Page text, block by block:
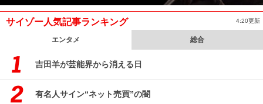
サイゾー人気記事ランキング 4:20更新
エンタメ 総合
吉田羊が芸能界から消える日
有名人サイン“ネット売買”の闇